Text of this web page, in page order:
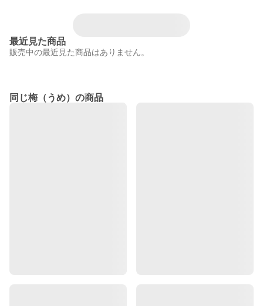
最近見た商品
販売中の最近見た商品はありません。
同じ梅（うめ）の商品